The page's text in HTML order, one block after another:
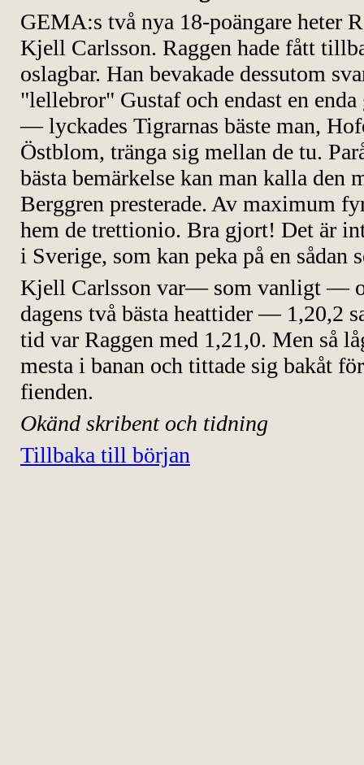
GEMA:s två nya 18-poängare heter
Kjell Carlsson. Raggen hade fått
oslagbar. Han bevakade dessutom
"lellebror" Gustaf och endast en
— lyckades Tigrarnas bäste man,
Östblom, tränga sig mellan de tu.
bästa bemärkelse kan man kalla den
Berggren presterade. Av maximum
hem de trettionio. Bra gjort! Det är
i Sverige, som kan peka på en sådan
Kjell Carlsson var— som vanligt —
dagens två bästa heattider — 1,20,2
tid var Raggen med 1,21,0. Men så
mesta i banan och tittade sig bakåt
fienden.
Okänd skribent och tidning
Tillbaka till början